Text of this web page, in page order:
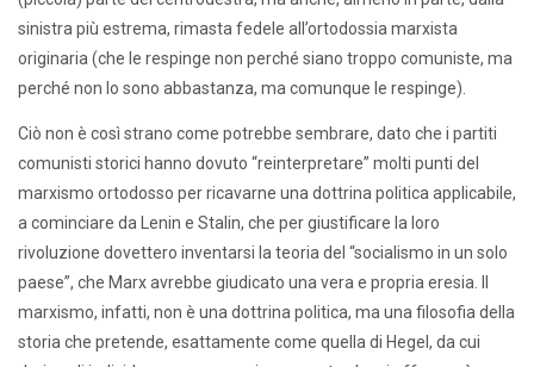
sinistra più estrema, rimasta fedele all’ortodossia marxista
originaria (che le respinge non perché siano troppo comuniste, ma
perché non lo sono abbastanza, ma comunque le respinge).
Ciò non è così strano come potrebbe sembrare, dato che i partiti
comunisti storici hanno dovuto “reinterpretare” molti punti del
marxismo ortodosso per ricavarne una dottrina politica applicabile,
a cominciare da Lenin e Stalin, che per giustificare la loro
rivoluzione dovettero inventarsi la teoria del “socialismo in un solo
paese”, che Marx avrebbe giudicato una vera e propria eresia. Il
marxismo, infatti, non è una dottrina politica, ma una filosofia della
storia che pretende, esattamente come quella di Hegel, da cui